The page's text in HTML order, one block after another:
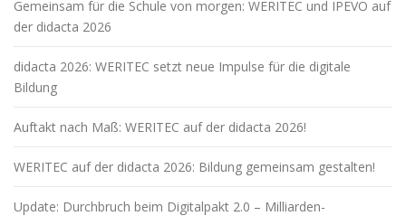
Gemeinsam für die Schule von morgen: WERITEC und IPEVO auf
der didacta 2026
didacta 2026: WERITEC setzt neue Impulse für die digitale
Bildung
Auftakt nach Maß: WERITEC auf der didacta 2026!
WERITEC auf der didacta 2026: Bildung gemeinsam gestalten!
Update: Durchbruch beim Digitalpakt 2.0 – Milliarden-